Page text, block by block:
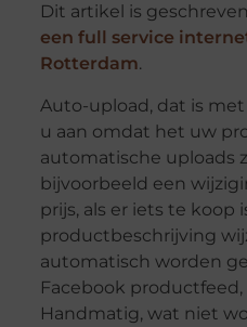
Dit artikel is
een full service
Rotterdam.
Auto-upload, dat is
u aan omdat het uw
automatische uploads
bijvoorbeeld een
prijs, als er iets te koop
productbeschrijving
automatisch worden
Facebook productfeed,
Handmatig, wat niet